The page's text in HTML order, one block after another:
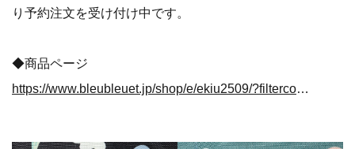
り予約注文を受け付け中です。
◆商品ページ
https://www.bleubleuet.jp/shop/e/ekiu2509/?filtercode13=1